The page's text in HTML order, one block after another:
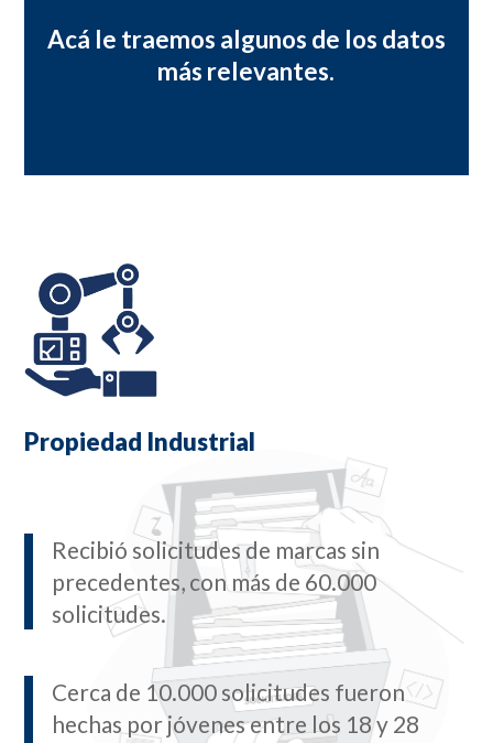
Acá le traemos algunos de los datos
más relevantes.
Propiedad Industrial
Recibió solicitudes de marcas sin
precedentes, con más de 60.000
solicitudes.
Cerca de 10.000 solicitudes fueron
hechas por jóvenes entre los 18 y 28